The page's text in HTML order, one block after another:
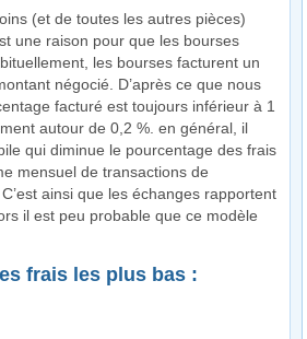
(et de toutes les autres pièces)
une raison pour que les bourses
les bourses facturent un
négocié. D’après ce que nous
facturé est toujours inférieur à 1
autour de 0,2 %. en général, il
qui diminue le pourcentage des frais
mensuel de transactions de
ainsi que les échanges rapportent
il est peu probable que ce modèle
frais les plus bas :